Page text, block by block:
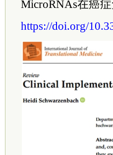
MicroRNAs在癌
https://doi.org/